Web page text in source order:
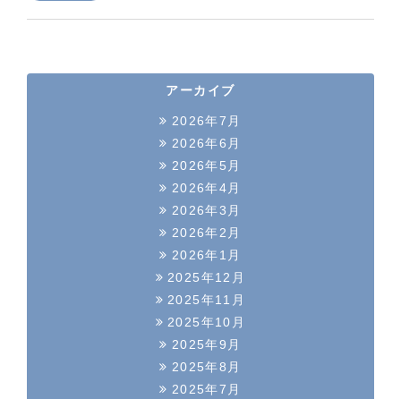
アーカイブ
2026年7月
2026年6月
2026年5月
2026年4月
2026年3月
2026年2月
2026年1月
2025年12月
2025年11月
2025年10月
2025年9月
2025年8月
2025年7月